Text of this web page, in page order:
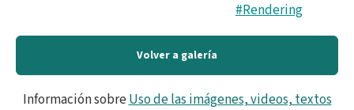
#Rendering
Volver a galería
Información sobreUso de las imágenes, videos, textos